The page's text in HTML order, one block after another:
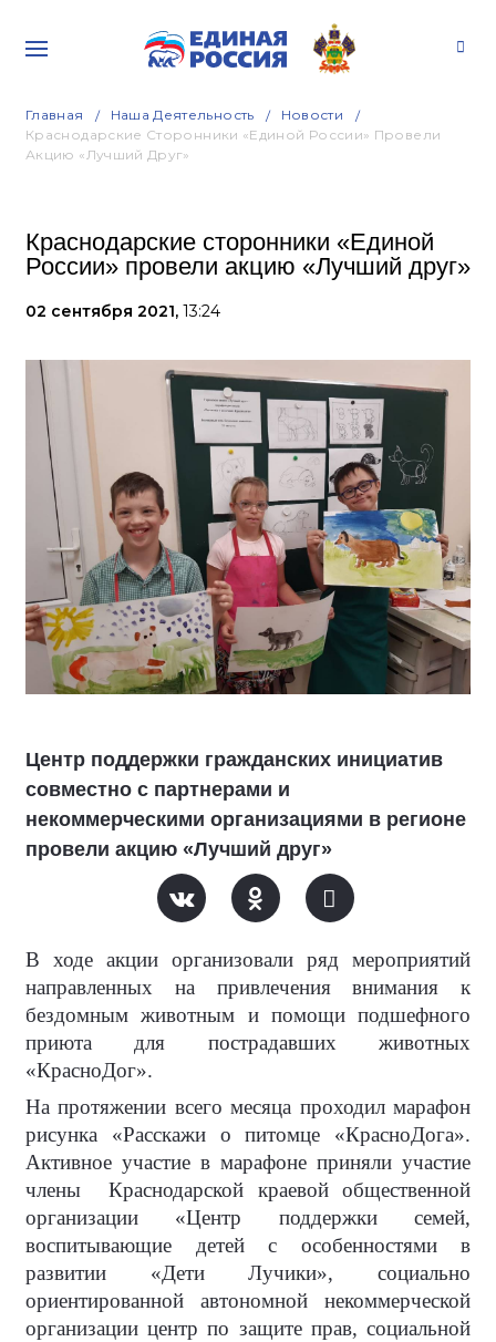
Главная Наша Деятельность
Новости
Краснодарские Сторонники «Единой России» Провели
Акцию «Лучший Друг»
Краснодарские сторонники «Единой
России» провели акцию «Лучший друг»
02 сентября 2021, 13:24
Центр поддержки гражданских инициатив
совместно с партнерами и
некоммерческими организациями в регионе
провели акцию «Лучший друг»
В ходе акции организовали ряд мероприятий
направленных на привлечения внимания к
бездомным животным и помощи подшефного
приюта для пострадавших животных
«КрасноДог».
На протяжении всего месяца проходил марафон
рисунка «Расскажи о питомце «КрасноДога».
Активное участие в марафоне приняли участие
члены
Краснодарской краевой общественной
организации «Центр поддержки семей,
воспитывающие детей с особенностями в
развитии «Дети Лучики», социально
ориентированной автономной некоммерческой
организации центр по защите прав, социальной